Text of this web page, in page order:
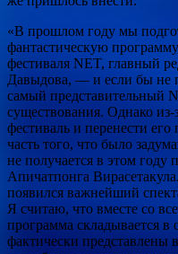
«В прошлом году мы
фантастическую
фестиваля NET, главный
Давыдова, — и если бы не
самый представительный
существования. Однако
фестиваль и перенести
часть того, что было
не получается в этом
Апичатпонга
появился важнейший
Я считаю, что вместе со
программа складывается в
фактически представлены